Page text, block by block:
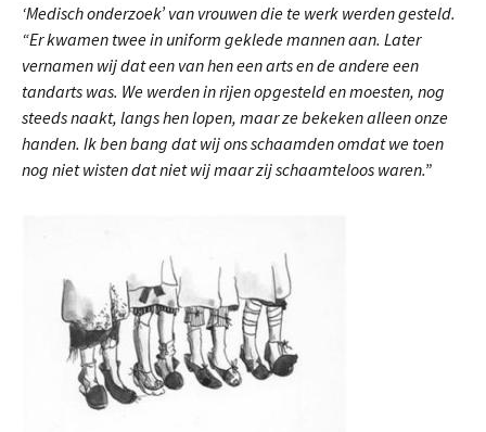
‘Medisch onderzoek’ van vrouwen die te werk werden gesteld.
“Er kwamen twee in uniform geklede mannen aan. Later
vernamen wij dat een van hen een arts en de andere een
tandarts was. We werden in rijen opgesteld en moesten, nog
steeds naakt, langs hen lopen, maar ze bekeken alleen onze
handen. Ik ben bang dat wij ons schaamden omdat we toen
nog niet wisten dat niet wij maar zij schaamteloos waren.”